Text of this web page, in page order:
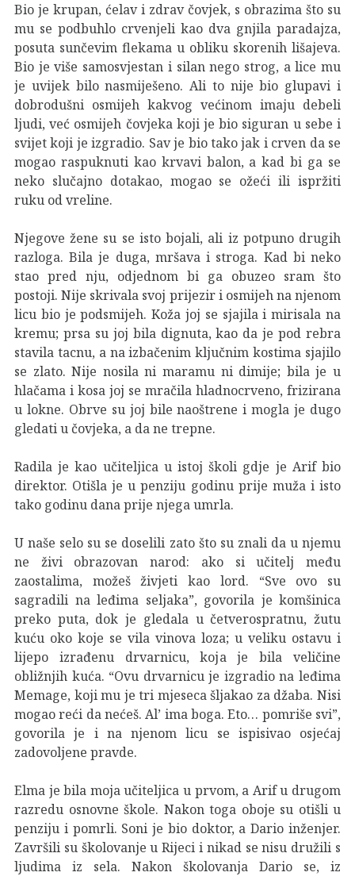
Bio je krupan, ćelav i zdrav čovjek, s obrazima što su
mu se podbuhlo crvenjeli kao dva gnjila paradajza,
posuta sunčevim flekama u obliku skorenih lišajeva.
Bio je više samosvjestan i silan nego strog, a lice mu
je uvijek bilo nasmiješeno. Ali to nije bio glupavi i
dobrodušni osmijeh kakvog većinom imaju debeli
ljudi, već osmijeh čovjeka koji je bio siguran u sebe i
svijet koji je izgradio. Sav je bio tako jak i crven da se
mogao raspuknuti kao krvavi balon, a kad bi ga se
neko slučajno dotakao, mogao se ožeći ili ispržiti
ruku od vreline.
Njegove žene su se isto bojali, ali iz potpuno drugih
razloga. Bila je duga, mršava i stroga. Kad bi neko
stao pred nju, odjednom bi ga obuzeo sram što
postoji. Nije skrivala svoj prijezir i osmijeh na njenom
licu bio je podsmijeh. Koža joj se sjajila i mirisala na
kremu; prsa su joj bila dignuta, kao da je pod rebra
stavila tacnu, a na izbačenim ključnim kostima sjajilo
se zlato. Nije nosila ni maramu ni dimije; bila je u
hlačama i kosa joj se mračila hladnocrveno, frizirana
u lokne. Obrve su joj bile naoštrene i mogla je dugo
gledati u čovjeka, a da ne trepne.
Radila je kao učiteljica u istoj školi gdje je Arif bio
direktor. Otišla je u penziju godinu prije muža i isto
tako godinu dana prije njega umrla.
U naše selo su se doselili zato što su znali da u njemu
ne živi obrazovan narod: ako si učitelj među
zaostalima, možeš živjeti kao lord. “Sve ovo su
sagradili na leđima seljaka”, govorila je komšinica
preko puta, dok je gledala u četverospratnu, žutu
kuću oko koje se vila vinova loza; u veliku ostavu i
lijepo izrađenu drvarnicu, koja je bila veličine
obližnjih kuća. “Ovu drvarnicu je izgradio na leđima
Memage, koji mu je tri mjeseca šljakao za džaba. Nisi
mogao reći da nećeš. Al’ ima boga. Eto… pomriše svi”,
govorila je i na njenom licu se ispisivao osjećaj
zadovoljene pravde.
Elma je bila moja učiteljica u prvom, a Arif u drugom
razredu osnovne škole. Nakon toga oboje su otišli u
penziju i pomrli. Soni je bio doktor, a Dario inženjer.
Završili su školovanje u Rijeci i nikad se nisu družili s
ljudima iz sela. Nakon školovanja Dario se, iz